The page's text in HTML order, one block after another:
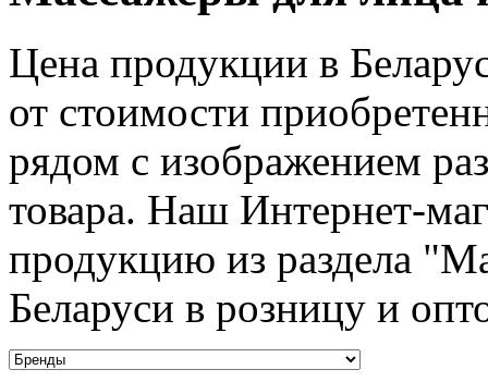
Цена продукции в
от стоимости
рядом с изображением
товара. Наш Интернет-
продукцию из раздела
Беларуси в розницу и